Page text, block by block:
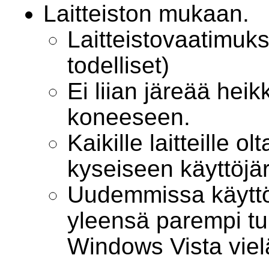
Laitteiston mukaan.
todelliset)
Ei liian järeää
koneeseen.
Kaikille laitteille
kyseiseen
Uudemmissa
yleensä parempi
Windows Vista